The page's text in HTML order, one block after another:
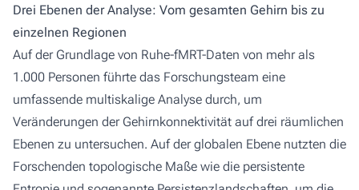
Drei Ebenen der Analyse: Vom gesamten Gehirn bis zu
einzelnen Regionen
Auf der Grundlage von Ruhe-fMRT-Daten von mehr als
1.000 Personen führte das Forschungsteam eine
umfassende multiskalige Analyse durch, um
Veränderungen der Gehirnkonnektivität auf drei räumlichen
Ebenen zu untersuchen. Auf der globalen Ebene nutzten die
Forschenden topologische Maße wie die persistente